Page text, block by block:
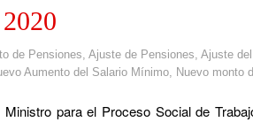
de Pensiones ,Ajuste de Pensiones ,Ajuste
Aumento del Salario Mínimo Nuevo monto
Ministro para el Proceso Social de